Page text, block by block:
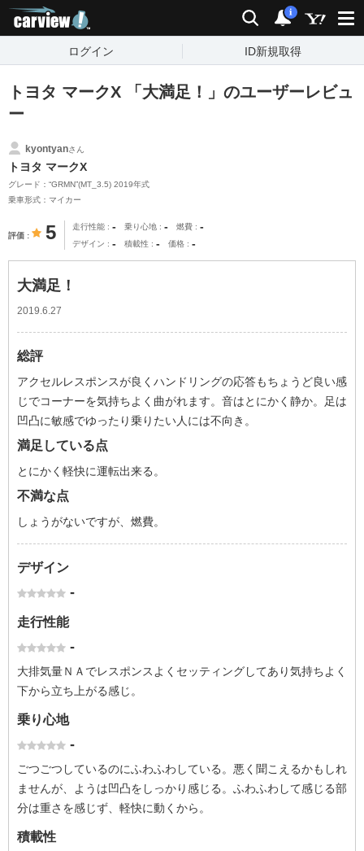
検索 通知
i
ログイン ID新規取得
トヨタ マークX 「大満足！」のユーザーレビュ
ー
kyontyanさん
トヨタ マークX
グレード：“GRMN”(MT_3.5) 2019年式
乗車形式：マイカー
評価 5 走行性能 - 乗り心地 - 燃費 -
デザイン - 積載性 - 価格 -
大満足！
2019.6.27
総評
アクセルレスポンスが良くハンドリングの応答もちょうど良い感
じでコーナーを気持ちよく曲がれます。音はとにかく静か。足は
凹凸に敏感でゆったり乗りたい人には不向き。
満足している点
とにかく軽快に運転出来る。
不満な点
しょうがないですが、燃費。
デザイン
-
走行性能
-
大排気量ＮＡでレスポンスよくセッティングしてあり気持ちよく
下から立ち上がる感じ。
乗り心地
-
ごつごつしているのにふわふわしている。悪く聞こえるかもしれ
ませんが、ようは凹凸をしっかり感じる。ふわふわして感じる部
分は重さを感じず、軽快に動くから。
積載性